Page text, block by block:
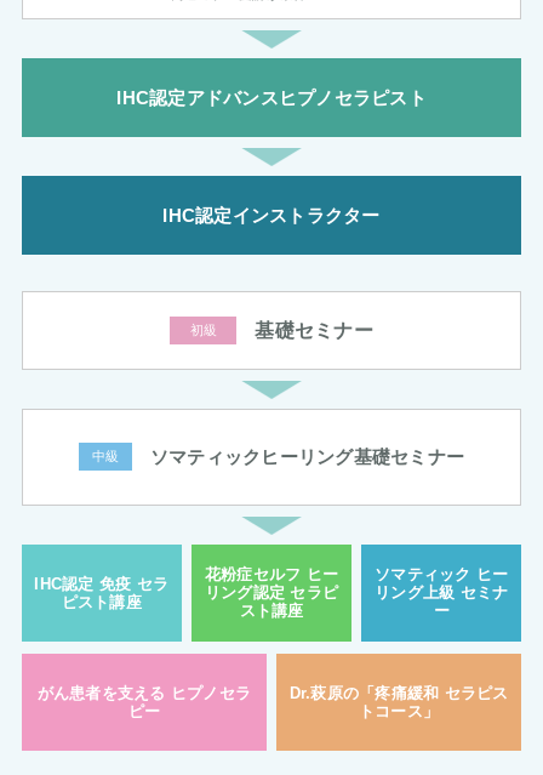
IHC認定アドバンスヒプノセラピスト
IHC認定インストラクター
初級 基礎セミナー
中級 ソマティックヒーリング基礎セミナー
IHC認定 免疫 セラ
ピスト講座
花粉症セルフ ヒー
リング認定 セラピ
スト講座
ソマティック ヒー
リング上級 セミナ
ー
がん患者を支える ヒプノセラ
ピー
Dr.萩原の「疼痛緩和 セラピス
トコース」